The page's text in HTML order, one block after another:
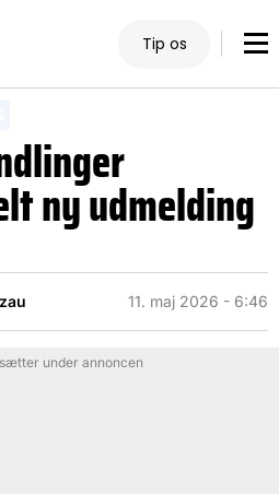
Tip os
ny udmelding
11. maj 2026 - 6:46
under annoncen